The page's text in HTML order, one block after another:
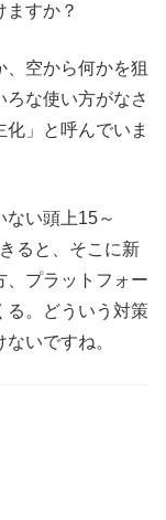
すか？
空から何かを狙
ろな使い方がなさ
」と呼んでいま
い頭上15～
ると、そこに新
、プラットフォー
る。どういう対策
いですね。